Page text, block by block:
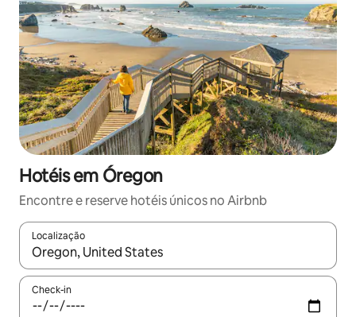
Hotéis em Óregon
Encontre e reserve hotéis únicos no Airbnb
Localização
Quando os resultados estiverem disponíveis, explore-os
Check-in